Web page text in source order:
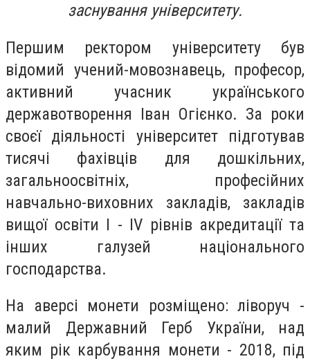
заснування університету.
Першим ректором університету був
відомий учений-мовознавець, професор,
активний учасник українського
державотворення Іван Огієнко. За роки
своєї діяльності університет підготував
тисячі фахівців для дошкільних,
загальноосвітніх, професійних
навчально-виховних закладів, закладів
вищої освіти І - IV рівнів акредитації та
інших галузей національного
господарства.
На аверсі монети розміщено: ліворуч -
малий Державний Герб України, над
яким рік карбування монети - 2018, під